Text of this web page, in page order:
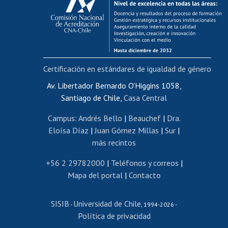
Postulación al AUCAI
Funcionarias/os
Cursos internos de capacitación
Bienestar del personal
Portal de movilidad interna
Certificado de renta
Certificado de renta honorarios
Editar páginas blancas
Extranjeras/os
Revalidación y reconocimiento de títulos
Postulación al Programa de Movilidad Estudiantil
Cursos de español
Av. Libertador Bernardo O'Higgins 1058,
Santiago de Chile, Casa Central
Campus: Andrés Bello | Beauchef| Dra.
Eloísa Díaz |Juan Gómez Millas | Sur |
más recintos
+56 2 29782000 | Teléfonos y correos |
Mapa del portal| Contacto
SISIB - Universidad de Chile, 1994-2026 -
Política de privacidad
Certificación en estándares de igualdad de género